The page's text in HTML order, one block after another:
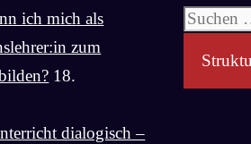
ich mich als
zum
18.
dialogisch –
Suchen